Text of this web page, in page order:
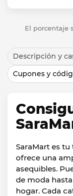
El porcentaje
Descripción y
Cupones y
SaraMart es
ofrece una
asequibles.
de moda
hogar. Cada